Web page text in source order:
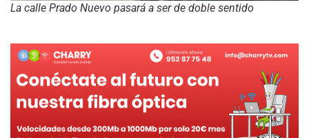
La calle Prado Nuevo pasará a ser de doble sentido